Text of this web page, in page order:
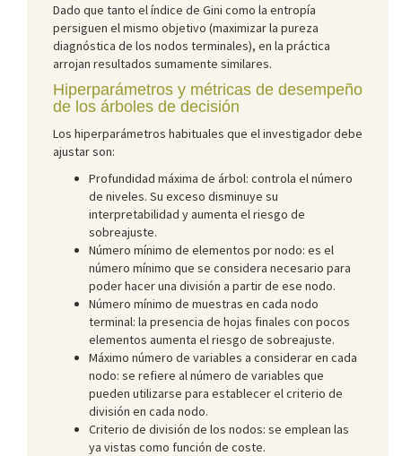
Dado que tanto el índice de Gini como la entropía
persiguen el mismo objetivo (maximizar la pureza
diagnóstica de los nodos terminales), en la práctica
arrojan resultados sumamente similares.
Hiperparámetros y métricas de desempeño
de los árboles de decisión
Los hiperparámetros habituales que el investigador debe
ajustar son:
Profundidad máxima de árbol: controla el número
de niveles. Su exceso disminuye su
interpretabilidad y aumenta el riesgo de
sobreajuste.
Número mínimo de elementos por nodo: es el
número mínimo que se considera necesario para
poder hacer una división a partir de ese nodo.
Número mínimo de muestras en cada nodo
terminal: la presencia de hojas finales con pocos
elementos aumenta el riesgo de sobreajuste.
Máximo número de variables a considerar en cada
nodo: se refiere al número de variables que
pueden utilizarse para establecer el criterio de
división en cada nodo.
Criterio de división de los nodos: se emplean las
ya vistas como función de coste.